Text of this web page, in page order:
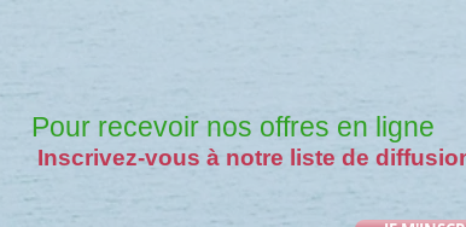
Pour recevoir nos offres en ligne
Inscrivez-vous à notre liste de